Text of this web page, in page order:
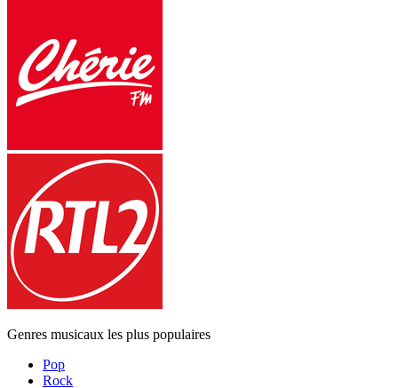
Genres musicaux les plus populaires
Pop
Rock